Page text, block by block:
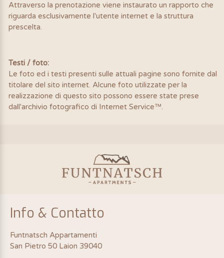
Attraverso la prenotazione viene instaurato un rapporto che
riguarda esclusivamente l'utente internet e la struttura
prescelta.
Testi / foto:
Le foto ed i testi presenti sulle attuali pagine sono fornite dal
titolare del sito internet. Alcune foto utilizzate per la
realizzazione di questo sito possono essere state prese
dall'archivio fotografico di Internet Service™.
Info & Contatto
Funtnatsch Appartamenti
San Pietro 50 Laion 39040